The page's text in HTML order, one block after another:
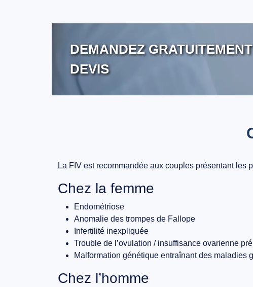
DEMANDEZ
DEVIS
La FIV est recommandée aux couples présentant les
Chez la femme
Endométriose
Anomalie des trompes de Fallope
Infertilité inexpliquée
Trouble de l’ovulation / insuffisance ovarienne
Malformation génétique entraînant des maladies
Chez l’homme